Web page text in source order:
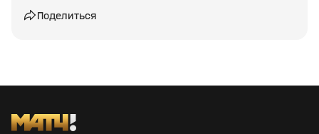
Поделиться